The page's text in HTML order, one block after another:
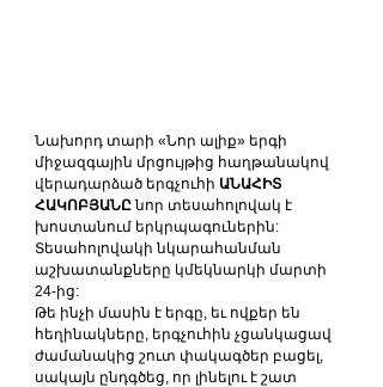
Նախորդ տարի «Նոր ալիք» երգի
միջազգային մրցույթից հաղթանակով
վերադարձած երգչուհի ԱՆԱՀԻՏ
ՀԱԿՈԲՅԱՆԸ նոր տեսահոլովակ է
խոստանում երկրպագուներին:
Տեսահոլովակի նկարահանման
աշխատանքները կմեկնարկի մարտի
24-ից:
Թե ինչի մասին է երգը, եւ ովքեր են
հեղինակները, երգչուհին չցանկացավ
ժամանակից շուտ փակագծեր բացել,
սակայն ընդգծեց, որ լինելու է շատ